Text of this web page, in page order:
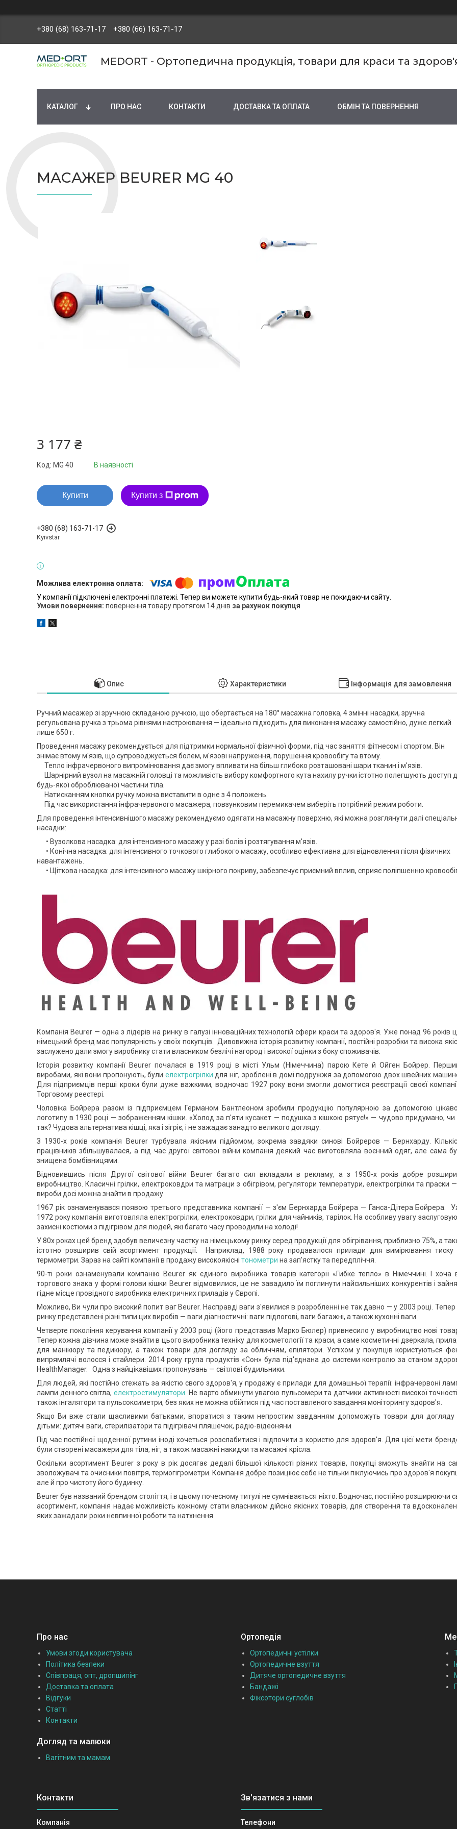
+380 (68) 163-71-17 +380 (66) 163-71-17
MEDORT - Ортопедична продукція, товари для краси та
КАТАЛОГ ПРО НАС КОНТАКТИ ДОСТАВКА ТА ОПЛАТА ОБМІН ТА ПОВЕРНЕННЯ
МАСАЖЕР BEURER MG 40
3 177 ₴
В наявності
Код: MG 40
Купити Купити з
+380 (68) 163-71-17
Kyivstar
У компанії підключені електронні платежі. Тепер ви можете купити будь-який товар не покидаючи сайту.
повернення товару протягом 14 днів за рахунок покупця
Опис Характеристики Інформація для замовлення
Ручний масажер зі зручною складаною ручкою, що обертається на 180° масажна головка, 4 змінні насадки, зручна
регульована ручка з трьома рівнями настроювання — ідеально підходить для виконання масажу самостійно, дуже легкий
лише 650 г.
Проведення масажу рекомендується для підтримки нормальної фізичної форми, під час заняття фітнесом і спортом. Він
знімає втому м'язів, що супроводжується болем, м'язові напруження, порушення кровообігу та втому.
Тепло інфрачервоного випромінювання дає змогу впливати на більш глибоко розташовані шари тканин і м'язів.
Шарнірний вузол на масажній головці та можливість вибору комфортного кута нахилу ручки істотно полегшують доступ
будь-якої оброблюваної частини тіла.
Натисканням кнопки ручку можна виставити в одне з 4 положень.
Під час використання інфрачервоного масажера, повзунковим перемикачем виберіть потрібний режим роботи.
Для проведення інтенсивнішого масажу рекомендуємо одягати на масажну поверхню, які можна розглянути далі
насадки:
• Вузолкова насадка: для інтенсивного масажу у разі болів і розтягування м'язів.
• Конічна насадка: для інтенсивного точкового глибокого масажу, особливо ефективна для відновлення після фізичних
навантажень.
• Щіткова насадка: для інтенсивного масажу шкірного покриву, забезпечує приємний вплив, сприяє поліпшенню
Компанія Beurer — одна з лідерів на ринку в галузі інноваційних технологій сфери краси та здоров'я. Уже понад 96 років
німецький бренд має популярність у своїх покупців. Дивовижна історія розвитку компанії, постійні розробки та висока
заслужено дали змогу виробнику стати власником безлічі нагород і високої оцінки з боку споживачів.
Історія розвитку компанії Beurer почалася в 1919 році в місті Ульм (Німеччина) парою Кете й Ойген Бойрер.
виробами, які вони пропонують, були електрогрілки для ніг, зроблені в домі подружжя за допомогою двох швейних
Для підприємців перші кроки були дуже важкими, водночас 1927 року вони змогли домогтися реєстрації своєї
Торговому реестері.
Чоловіка Бойрера разом із підприємцем Германом Бантлеоном зробили продукцію популярною за допомогою
логотипу в 1930 році — зображенням кішки. «Холод за п'яти кусакет — подушка з кішкою рятує!» — чудово придумано, чи
так? Чудова альтернатива кішці, яка і зігріє, і не зажадає занадто великого догляду.
З 1930-х років компанія Beurer турбувала якісним підйомом, зокрема завдяки синові Бойреров — Бернхарду.
працівників збільшувалася, а під час другої світової війни компанія деякий час виготовляла воєнний одяг, але сама
знищена бомбівницями.
Відновившись після Другої світової війни Beurer багато сил вкладали в рекламу, а з 1950-х років добре
виробництво. Класичні грілки, електроковдри та матраци з обігрівом, регулятори температури, електрогрілки та праски —
вироби досі можна знайти в продажу.
1967 рік ознаменувався появою третього представника компанії — з'єм Бернхарда Бойрера — Ганса-Дітера Бойрера.
1972 року компанія виготовляла електрогрілки, електроковдри, грілки для чайників, тарілок. На особливу увагу
захисні костюми з підігрівом для людей, які багато часу проводили на холоді!
У 80х роках цей бренд здобув величезну частку на німецькому ринку серед продукції для обігрівання, приблизно 75%, а
істотно розширив свій асортимент продукції. Наприклад, 1988 року продавалося прилади для вимірювання тиску
термометри. Зараз на сайті компанії в продажу високоякісні тонометри на зап'ястку та передпліччя.
90-ті роки ознаменували компанію Beurer як єдиного виробника товарів категорії «Гибке тепло» в Німеччині. І хоча
торгового знака у формі голови кішки Beurer відмовилися, це не завадило їм поглинути найсильніших конкурентів і
гідне місце провідного виробника електричних приладів у Європі.
Можливо, Ви чули про високий попит ваг Beurer. Насправді ваги з'явилися в розробленні не так давно — у 2003 році. Тепер
ринку представлені різні типи цих виробів — ваги діагностичні: ваги підлогові, ваги багажні, а також кухонні ваги.
Четверте покоління керування компанії у 2003 році (його представив Марко Бюлер) привнесило у виробництво нові
Тепер кожна дівчина може знайти в цього виробника техніку для косметології та краси, а саме косметичні дзеркала,
для манікюру та педикюру, а також товари для догляду за обличчям, епілятори. Успіхом у покупців користуються
випрямлячі волосся і стайлери. 2014 року група продуктів «Сон» була під'єднана до системи контролю за станом
HealthManager. Одна з найцікавіших пропонувань — світлові будильники.
Для людей, які постійно стежать за якістю свого здоров'я, у продажу є прилади для домашньої терапії: інфрачервоні
лампи денного світла,електростимулятори . Не варто обминути увагою пульсомери та датчики активності високої
також інгалятори та пульсоксиметри, без яких не можна обійтися під час поставленого завдання моніторингу здоров'я.
Якщо Ви вже стали щасливими батьками, впоратися з таким непростим завданням допоможуть товари для догляду
дітьми: дитячі ваги, стерилізатори та підігрівачі пляшечок, радіо-відеоняни.
Під час постійної щоденної рутини іноді хочеться розслабитися і відпочити з користю для здоров'я. Для цієї мети
були створені масажери для тіла, ніг, а також масажні накидки та масажні крісла.
Оскільки асортимент Beurer з року в рік досягає дедалі більшої кількості різних товарів, покупці зможуть знайти на
зволожувачі та очисники повітря, термогігрометри. Компанія добре позиціює себе не тільки піклуючись про здоров'я
але й про чистоту його будинку.
Beurer був названий брендом століття, і в цьому почесному титулі не сумнівається ніхто. Водночас, постійно розширюючи
асортимент, компанія надає можливість кожному стати власником дійсно якісних товарів, для створення та
яких зажадали роки невпинної роботи та натхнення.
Про нас
Умови згоди користувача
Політика безпеки
Співпраця, опт, дропшипінг
Доставка та оплата
Відгуки
Статті
Контакти
Ортопедія
Ортопедичні устілки
Ортопедичне взуття
Дитяче ортопедичне взуття
Бандажі
Фіксотори суглобів
Догляд та малюки
Вагітним та мамам